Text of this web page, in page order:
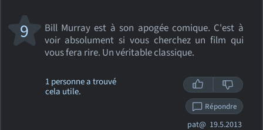
Bill Murray est à son apogée comique. C'est à
voir absolument si vous cherchez un film qui
vous fera rire. Un véritable classique.
9
1 personne a trouvé
cela utile.
Répondre
pat@ 19.5.2013